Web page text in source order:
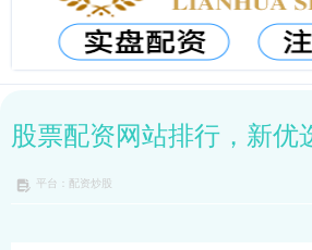
股票配资网站排行，新优
平台：配资炒股